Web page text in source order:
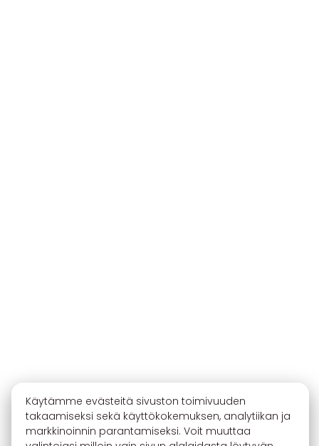
Käytämme evästeitä sivuston toimivuuden
takaamiseksi sekä käyttökokemuksen, analytiikan ja
markkinoinnin parantamiseksi. Voit muuttaa